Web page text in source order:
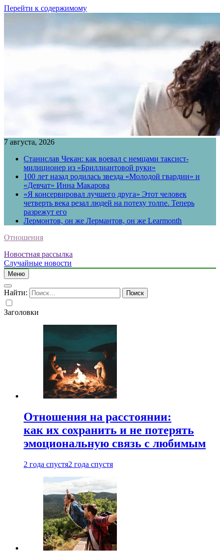
Перейти к содержимому
7 августа, 2026
Станислав Чекан: как воевал с немцами таксист-
милиционер из «Бриллиантовой руки»
100 лет назад родилась звезда «Молодой гвардии» и
«Девчат» Инна Макарова
«Я консервировал лучшего друга» Этот человек
четверть века резал людей на потеху толпе. Теперь
разрежут его
Лермонтов, он же Лермантов, он же Learmonth
Отношения
Новостная рассылка
Случайные новости
Меню
Найти:
Заголовки
Отношения на расстоянии:
как их сохранить и не потерять
эмоциональную связь с любимым
2 года спустя2 года спустя